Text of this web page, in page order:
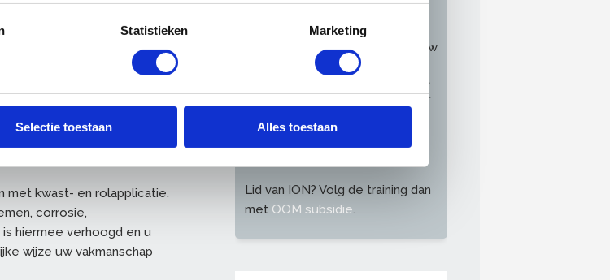
Statistieken Marketing
Selectie toestaan Alles toestaan
met kwast- en rolapplicatie.
corrosie,
hiermee verhoogd en u
wijze uw vakmanschap
Niet-/aspirant-leden
OnderhoudNL: €1.255,-
Alle prijzen zijn exclusief 21% btw
: Per 1 juli 2025 is het niet
meer mogelijk om subsidie voor
Lid van ION? Volg de training dan
met OOM subsidie.